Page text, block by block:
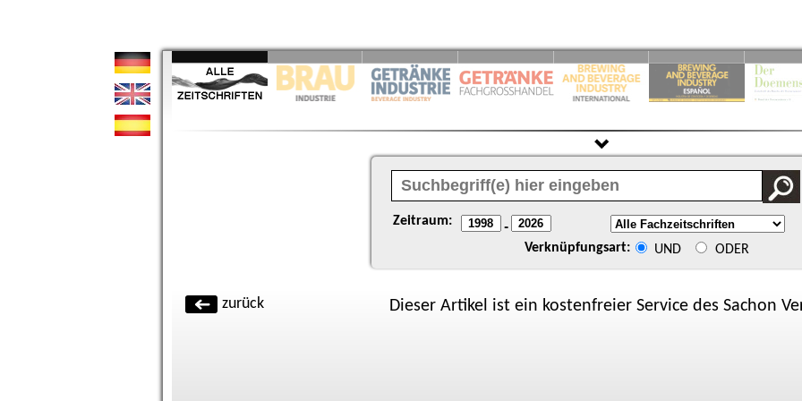
Zeitraum: -
Verknüpfungsart: UND ODER
zurück Dieser Artikel ist ein kostenfreier Service des Sachon